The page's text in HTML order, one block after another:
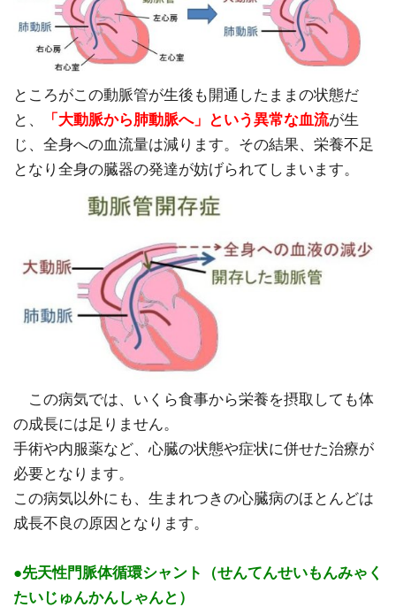
ところがこの動脈管が生後も開通したままの状態だ
と、
「大動脈から肺動脈へ」という異常な血流が生
じ、全身への血流量は減ります。その結果、栄養不足
となり全身の臓器の発達が妨げられてしまいます。
この病気では、いくら食事から栄養を摂取しても体
の成長には足りません。
手術や内服薬など、心臓の状態や症状に併せた治療が
必要となります。
この病気以外にも、生まれつきの心臓病のほとんどは
成長不良の原因となります。
●先天性門脈体循環シャント（せんてんせいもんみゃく
たいじゅんかんしゃんと）